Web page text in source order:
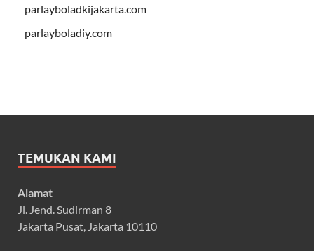
parlayboladkijakarta.com
parlayboladiy.com
TEMUKAN KAMI
Alamat
Jl. Jend. Sudirman 8
Jakarta Pusat, Jakarta 10110